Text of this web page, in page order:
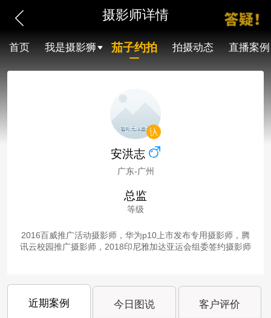
摄影师详情
首页 我是摄影狮 茄子约拍 拍摄动态 直播案例
安洪志
广东-广州
总监
等级
2016百威推广活动摄影师，华为p10上市发布专用摄影师，腾
讯云校园推广摄影师，2018印尼雅加达亚运会组委签约摄影师
近期案例 今日图说 客户评价